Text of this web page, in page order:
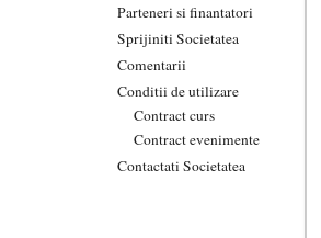
Parteneri si finantatori
Sprijiniti Societatea
Comentarii
Conditii de utilizare
Contract curs
Contract evenimente
Contactati Societatea